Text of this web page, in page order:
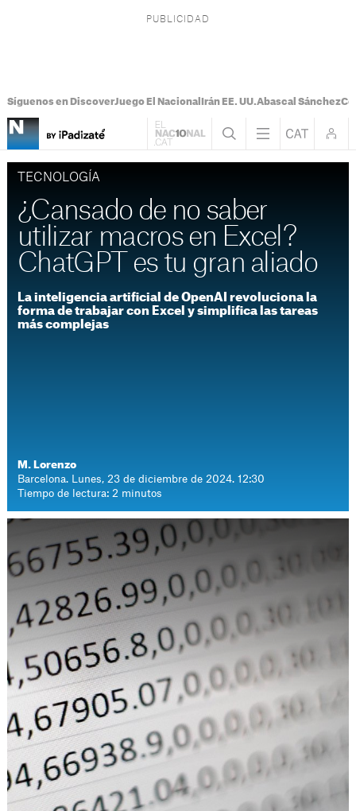
Síguenos en DiscoverJuego El Nacional Irán EE. UU.Abascal Sánchez
TECNOLOGÍA
¿Cansado de no saber
utilizar macros en Excel?
ChatGPT es tu gran aliado
La inteligencia artificial de OpenAI revoluciona la
forma de trabajar con Excel y simplifica las tareas
más complejas
M. Lorenzo
Barcelona. Lunes, 23 de diciembre de 2024. 12:30
Tiempo de lectura: 2 minutos